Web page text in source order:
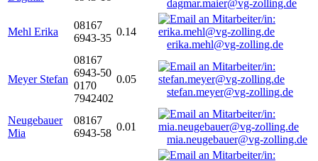
dagmar.maier@vg-zolling.de
Mehl Erika
08167
6943-35
0.14
erika.mehl@vg-zolling.de
Meyer Stefan
08167
6943-50
0170
7942402
0.05
stefan.meyer@vg-zolling.de
Neugebauer
Mia
08167
6943-58
0.01
mia.neugebauer@vg-zolling.de